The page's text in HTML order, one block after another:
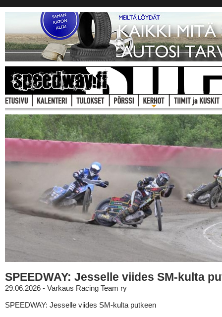
SPEEDWAY: Jesselle viides SM-kulta
29.06.2026 - Varkaus Racing Team ry
SPEEDWAY: Jesselle viides SM-kulta putkeen